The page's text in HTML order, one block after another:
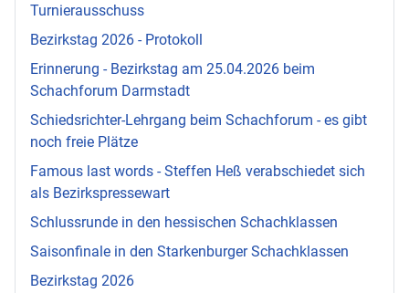
Turnierausschuss
Bezirkstag 2026 - Protokoll
Erinnerung - Bezirkstag am 25.04.2026 beim
Schachforum Darmstadt
Schiedsrichter-Lehrgang beim Schachforum - es gibt
noch freie Plätze
Famous last words - Steffen Heß verabschiedet sich
als Bezirkspressewart
Schlussrunde in den hessischen Schachklassen
Saisonfinale in den Starkenburger Schachklassen
Bezirkstag 2026